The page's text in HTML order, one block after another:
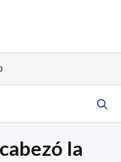
la